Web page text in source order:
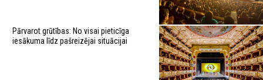
Pārvarot grūtības: No visai pieticīga
iesākuma līdz pašreizējai situācijai